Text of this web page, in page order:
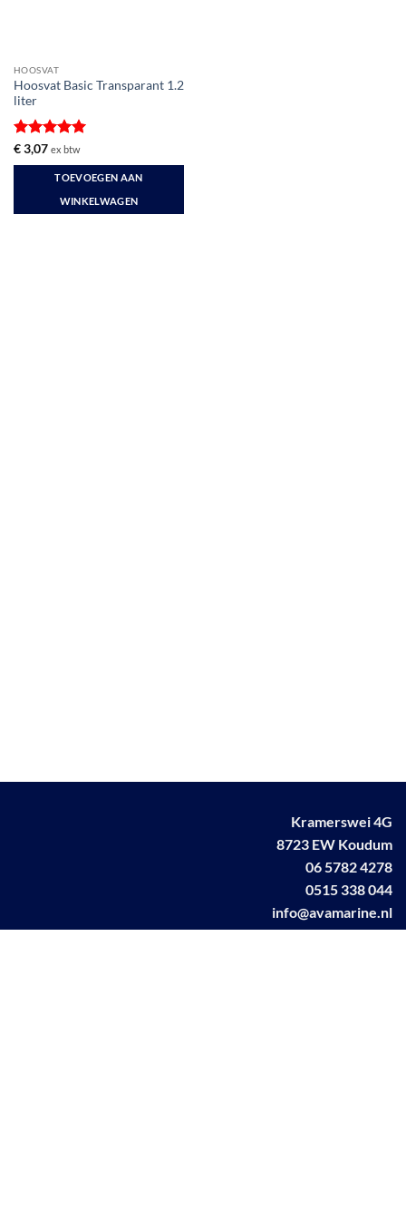
HOOSVAT
Hoosvat Basic Transparant 1.2
liter
Gewaardeerd
5uit 5
€3,07 ex btw
TOEVOEGEN AAN
WINKELWAGEN
Kramerswei 4G
8723 EW Koudum
06 5782 4278
0515 338 044
info@avamarine.nl